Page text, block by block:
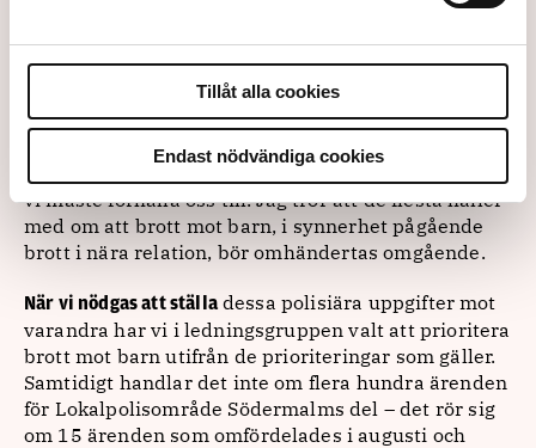
Tillåt alla cookies
Endast nödvändiga cookies
polislönerna, så är nog frågan mer av politisk
karaktär.
Mängdbrotten och det lokala polisarbetetär mycket
viktigt. Det går i princip hela polisreformen ut på.
Brott mot barn har dock lagstadgade tidsfrister som
vi måste förhålla oss till. Jag tror att de flesta håller
med om att brott mot barn, i synnerhet pågående
brott i nära relation, bör omhändertas omgående.
När vi nödgas att ställadessa polisiära uppgifter mot
varandra har vi i ledningsgruppen valt att prioritera
brott mot barn utifrån de prioriteringar som gäller.
Samtidigt handlar det inte om flera hundra ärenden
för Lokalpolisområde Södermalms del – det rör sig
om 15 ärenden som omfördelades i augusti och